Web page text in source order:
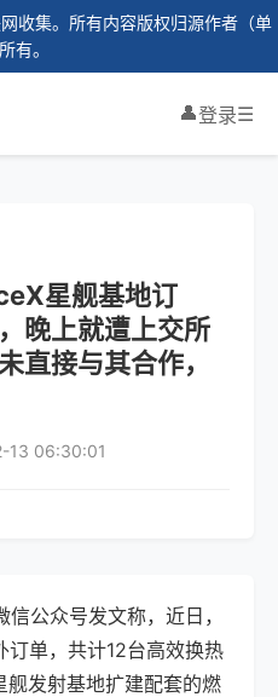
收集。所有内容版权归源作者（单
有。
👤登录☰
星舰基地订
晚上就遭上交所
直接与其合作，
13 06:30:01
公众号发文称，近日，
订单，共计12台高效换热
发射基地扩建配套的燃